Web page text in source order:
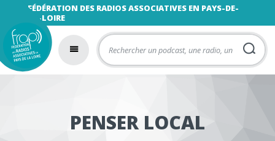
FÉDÉRATION DES RADIOS ASSOCIATIVES EN PAYS-DE-
LA-LOIRE
PENSER LOCAL